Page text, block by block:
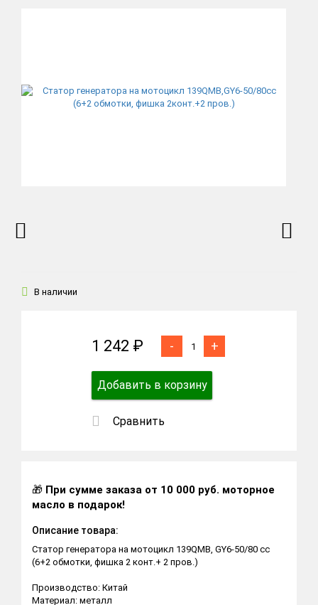
В наличии
1 242 ₽ - +
Добавить в корзину
Сравнить
🎁 При сумме заказа от 10 000 руб. моторное
масло в подарок!
Описание товара:
Статор генератора на мотоцикл 139QМВ, GY6-50/80 сс
(6+2 обмотки, фишка 2 конт.+ 2 пров.)
Производство: Китай
Материал: металл